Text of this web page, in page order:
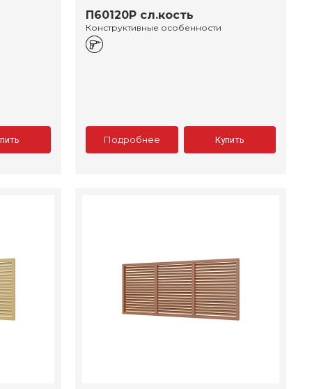
П60120Р сл.кость
Конструктивные особенности
Подробнее Купить